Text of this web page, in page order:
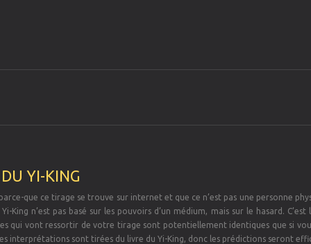
YI-KING
que ce tirage se trouve sur internet et que ce n’est pas une personne
n’est pas basé sur les pouvoirs d’un médium, mais sur le hasard. C’est
qui vont ressortir de votre tirage sont potentiellement identiques que si
interprétations sont tirées du livre du Yi-King, donc les prédictions seront